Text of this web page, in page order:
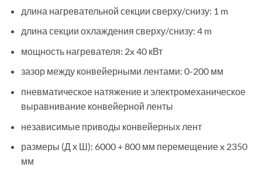
длина нагревательной секции сверху/снизу: 1 m
длина секции охлаждения сверху/снизу: 4 m
мощность нагревателя: 2x 40 кВт
зазор между конвейерными лентами: 0-200 мм
пневматическое натяжение и электромеханическое
выравнивание конвейерной ленты
независимые приводы конвейерных лент
размеры (Д х Ш): 6000 + 800 мм перемещение x 2350
мм